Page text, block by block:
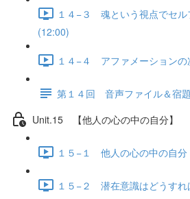
１４−３ 魂という視点でセル
(12:00)
１４−４ アファメーション
第１４回 音声ファイル＆宿
Unit.15 【他人の心の中の自分】
１５−１ 他人の心の中の自分
１５−２ 潜在意識はどうす